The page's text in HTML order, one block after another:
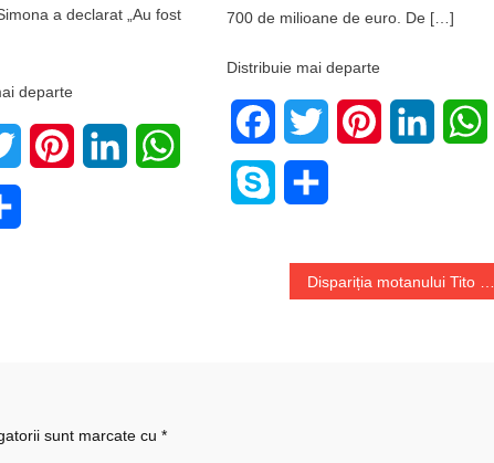
a declarat „Au fost
departe
Twitter PinterestLinkedIn WhatsApp
700 de milioane de euro. De […]
Distribuie mai departe
FacebookTwitter PinterestLinkedIn
Skype
sunt marcate cu *